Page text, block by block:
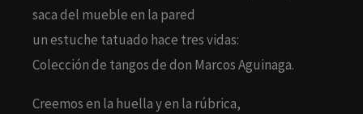
saca del mueble en la pared
un estuche tatuado hace tres vidas:
Colección de tangos de don Marcos Aguinaga.
Creemos en la huella y en la rúbrica,